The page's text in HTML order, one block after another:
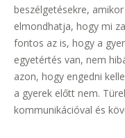
beszélgetésekre,
elmondhatja, hogy mi
fontos az is, hogy a
egyetértés van, nem
azon, hogy engedni
a gyerek előtt nem.
kommunikációval és